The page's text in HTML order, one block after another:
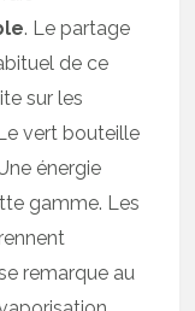
. Le partage
de ce
sur les
vert bouteille
énergie
gamme. Les
remarque au